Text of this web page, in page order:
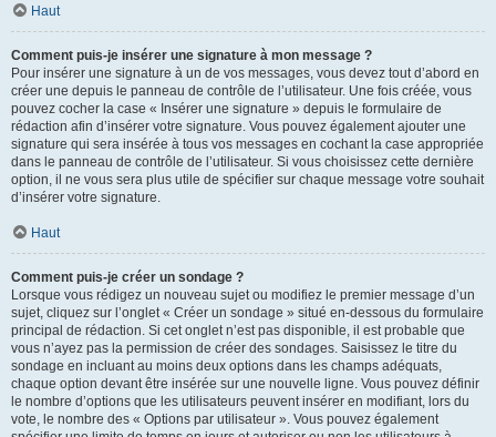
Haut
Comment puis-je insérer une signature à mon message ?
Pour insérer une signature à un de vos messages, vous devez tout d’abord en
créer une depuis le panneau de contrôle de l’utilisateur. Une fois créée, vous
pouvez cocher la case « Insérer une signature » depuis le formulaire de
rédaction afin d’insérer votre signature. Vous pouvez également ajouter une
signature qui sera insérée à tous vos messages en cochant la case appropriée
dans le panneau de contrôle de l’utilisateur. Si vous choisissez cette dernière
option, il ne vous sera plus utile de spécifier sur chaque message votre souhait
d’insérer votre signature.
Haut
Comment puis-je créer un sondage ?
Lorsque vous rédigez un nouveau sujet ou modifiez le premier message d’un
sujet, cliquez sur l’onglet « Créer un sondage » situé en-dessous du formulaire
principal de rédaction. Si cet onglet n’est pas disponible, il est probable que
vous n’ayez pas la permission de créer des sondages. Saisissez le titre du
sondage en incluant au moins deux options dans les champs adéquats,
chaque option devant être insérée sur une nouvelle ligne. Vous pouvez définir
le nombre d’options que les utilisateurs peuvent insérer en modifiant, lors du
vote, le nombre des « Options par utilisateur ». Vous pouvez également